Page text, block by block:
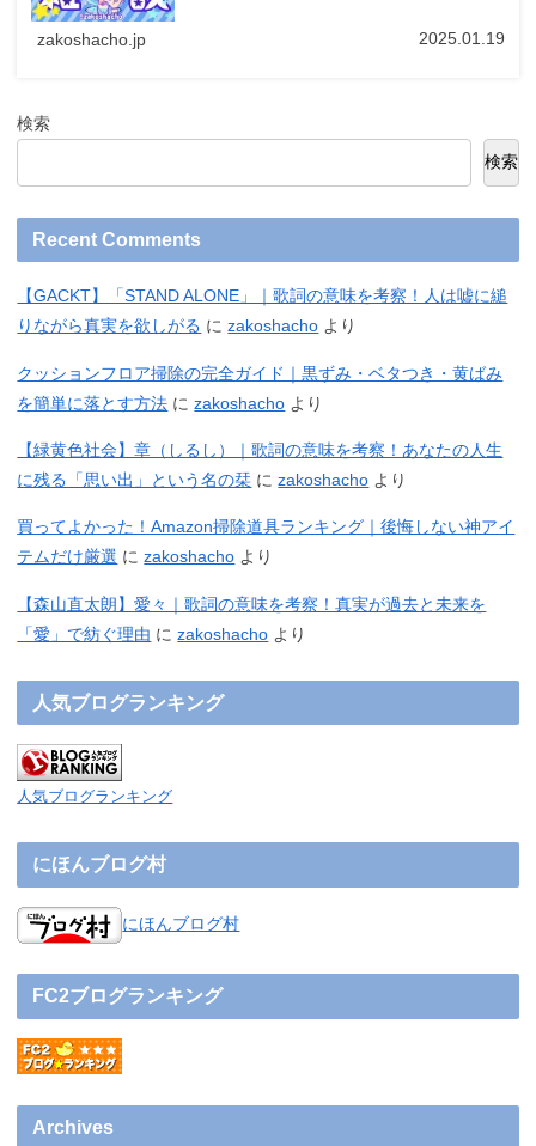
zakoshacho.jp 2025.01.19
検索
検索
Recent Comments
【GACKT】「STAND ALONE」｜歌詞の意味を考察！人は嘘に縋
りながら真実を欲しがる にzakoshacho より
クッションフロア掃除の完全ガイド｜黒ずみ・ベタつき・黄ばみ
を簡単に落とす方法 にzakoshacho より
【緑黄色社会】章（しるし）｜歌詞の意味を考察！あなたの人生
に残る「思い出」という名の栞 にzakoshacho より
買ってよかった！Amazon掃除道具ランキング｜後悔しない神アイ
テムだけ厳選 にzakoshacho より
【森山直太朗】愛々｜歌詞の意味を考察！真実が過去と未来を
「愛」で紡ぐ理由 にzakoshacho より
人気ブログランキング
人気ブログランキング
にほんブログ村
にほんブログ村
FC2ブログランキング
Archives